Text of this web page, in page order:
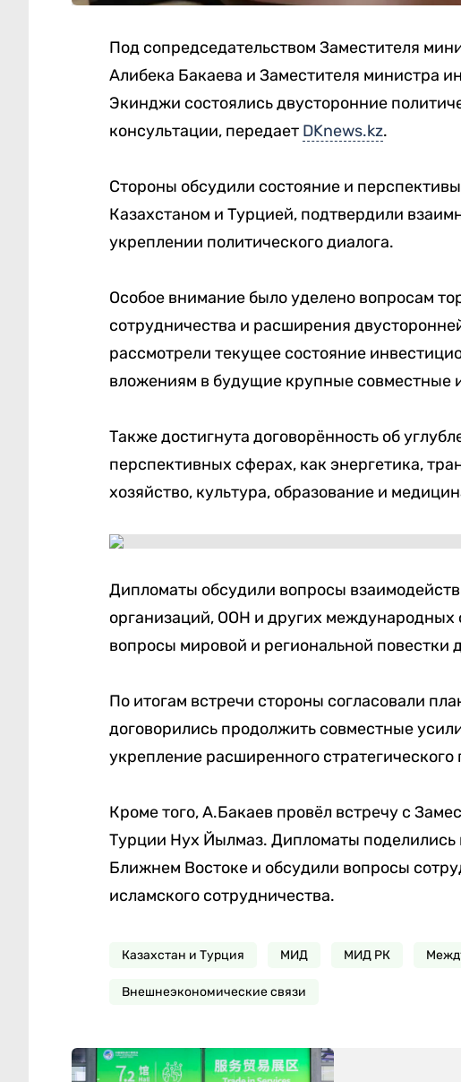
Под сопредседательством Заместителя
Алибека Бакаева и Заместителя министра
Экинджи состоялись двусторонние
консультации, передает DKnews.kz.
Стороны обсудили состояние и
Казахстаном и Турцией, подтвердили
укреплении политического диалога.
Особое внимание было уделено вопросам
сотрудничества и расширения
рассмотрели текущее состояние
вложениям в будущие крупные совместные
Также достигнута договорённость об
перспективных сферах, как энергетика,
хозяйство, культура, образование и
Дипломаты обсудили вопросы
организаций, ООН и других международных
вопросы мировой и региональной повестки
По итогам встречи стороны согласовали
договорились продолжить совместные
укрепление расширенного
Кроме того, А.Бакаев провёл встречу с
Турции Нух Йылмаз. Дипломаты
Ближнем Востоке и обсудили вопросы
исламского сотрудничества.
Казахстан и Турция МИД МИД РК
Внешнеэкономические связи